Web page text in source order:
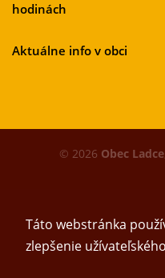
Táto webstránka
zlepšenie
hodinách
Aktuálne info v obci
© 2026 Obec Ladce